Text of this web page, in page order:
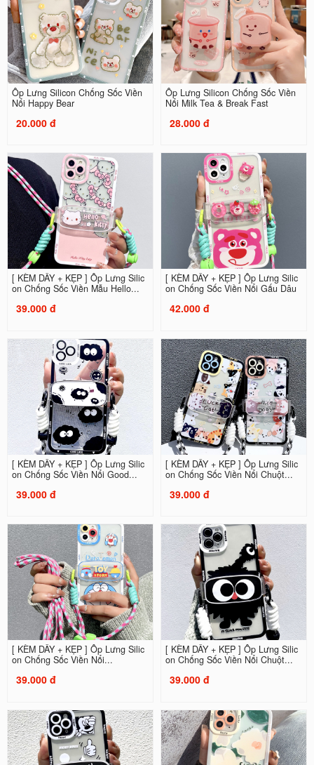
Ốp Lưng Silicon Chống Sốc Viền
Nổi Happy Bear
20.000 đ
Ốp Lưng Silicon Chống Sốc Viền
Nổi Milk Tea & Break Fast
28.000 đ
[ KÈM DÂY + KẸP ] Ốp Lưng Silic
on Chống Sốc Viền Mẫu Hello...
39.000 đ
[ KÈM DÂY + KẸP ] Ốp Lưng Silic
on Chống Sốc Viền Nổi Gấu Dâu
42.000 đ
[ KÈM DÂY + KẸP ] Ốp Lưng Silic
on Chống Sốc Viền Nổi Good...
39.000 đ
[ KÈM DÂY + KẸP ] Ốp Lưng Silic
on Chống Sốc Viền Nổi Chuột...
39.000 đ
[ KÈM DÂY + KẸP ] Ốp Lưng Silic
on Chống Sốc Viền Nổi...
39.000 đ
[ KÈM DÂY + KẸP ] Ốp Lưng Silic
on Chống Sốc Viền Nổi Chuột...
39.000 đ